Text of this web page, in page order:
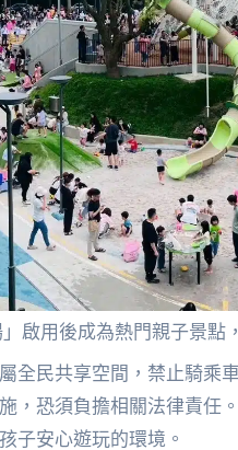
啟用後成為熱門親子景點
全民共享空間，禁止騎乘
，恐須負擔相關法律責任
子安心遊玩的環境。